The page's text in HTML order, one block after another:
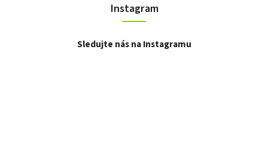
Instagram
Sledujte nás na Instagramu